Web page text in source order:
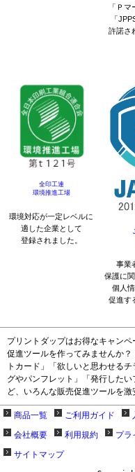
「Ｐ
「
許諾さ
全印工連
環境推進工場
環境対応が一定レベルに
適した企業として
登録されました。
事業
保護に
個人
促進す
プリントダップはお得なキャン
促進ツールを作ってみませんか
トカード」「欲しいと思わせる
グやパンフレット」「発行した
ど、いろんな販売促進ツールを激
商品一覧 ご利用ガイド
会社概要
利用規約 プラ
サイトマップ